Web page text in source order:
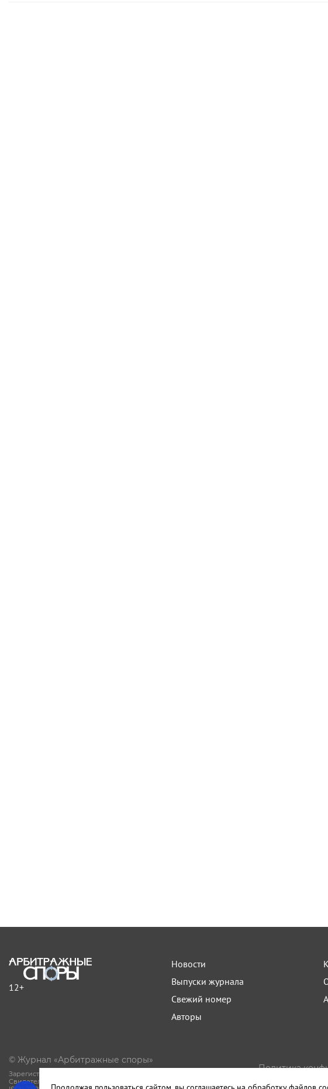
12+
Новости
Выпуски журнала
Свежий номер
Авторы
© Журнал «Арбитражные споры»
Зарегистрирован Роскомнадзором.
Свидетельство Эл № ФС77-81594 от 06.08.2021.
Политика